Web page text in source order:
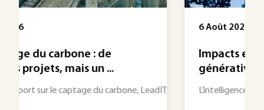
aussi une bibliothèque biologique encore largement inexplorée...
LeadIT, une initiative internationale consacrée à la
Impacts environnementaux de l’IA
générative, les ...
L’intelligence artificielle générative accélère la